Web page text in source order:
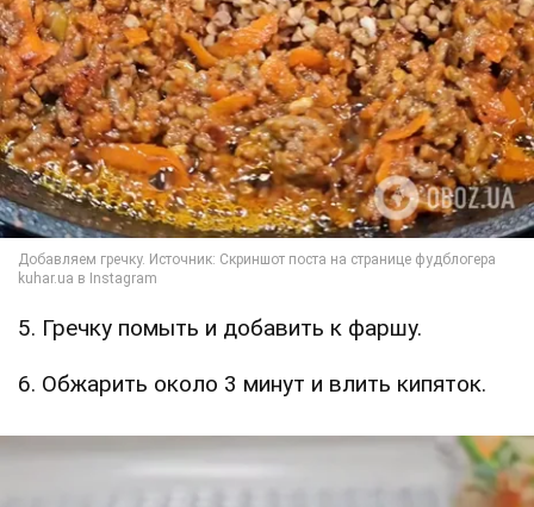
5. Гречку помыть и добавить к фаршу.
6. Обжарить около 3 минут и влить кипяток.